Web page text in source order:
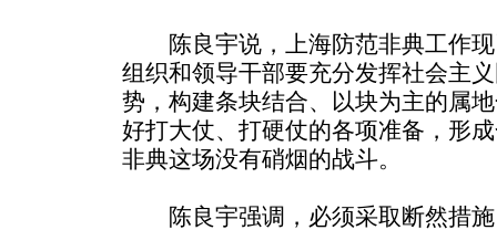
陈良宇说，上海防范非典工作现
组织和领导干部要充分发挥社会主
势，构建条块结合、以块为主的属
好打大仗、打硬仗的各项准备，形
非典这场没有硝烟的战斗。
陈良宇强调，必须采取断然措施